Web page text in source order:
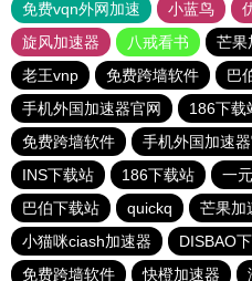
免费vqn外网加速
小蓝鸟
旋风加速器
八戒看书 芒果
老王vnp
免费跨墙软件 巴
手机外国加速器官网
186下载
免费跨墙软件
手机外国加速
INS下载站
186下载站 一
巴伯下载站
quickq 芒果加
小猫咪ciash加速器
DISBAO
免费跨墙软件
快橙加速器